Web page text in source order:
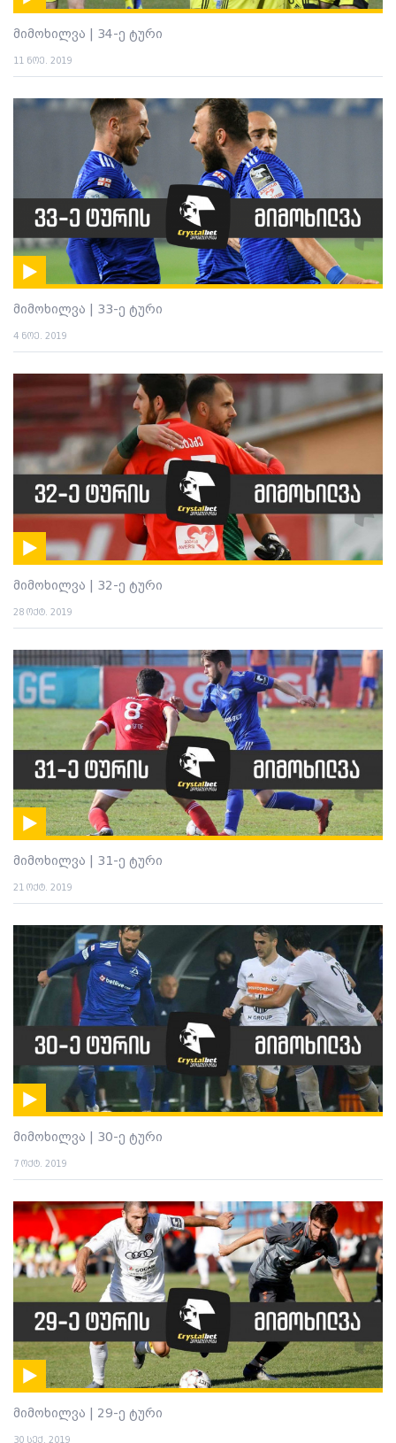
მიმოხილვა | 34-ე ტური
11 ნოე. 2019
მიმოხილვა | 33-ე ტური
4 ნოე. 2019
მიმოხილვა | 32-ე ტური
28 ოქტ. 2019
მიმოხილვა | 31-ე ტური
21 ოქტ. 2019
მიმოხილვა | 30-ე ტური
7 ოქტ. 2019
მიმოხილვა | 29-ე ტური
30 სექ. 2019